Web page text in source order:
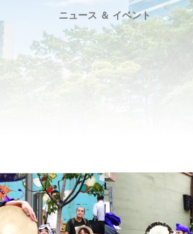
ニュース ＆ イベント